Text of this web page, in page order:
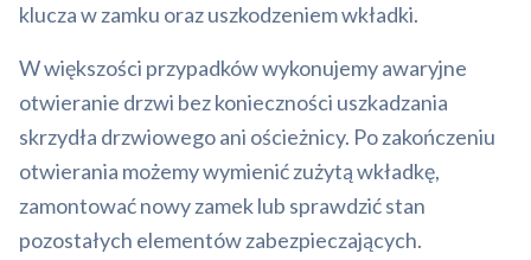
klucza w zamku oraz uszkodzeniem wkładki.
W większości przypadków wykonujemy awaryjne
otwieranie drzwi bez konieczności uszkadzania
skrzydła drzwiowego ani ościeżnicy. Po zakończeniu
otwierania możemy wymienić zużytą wkładkę,
zamontować nowy zamek lub sprawdzić stan
pozostałych elementów zabezpieczających.